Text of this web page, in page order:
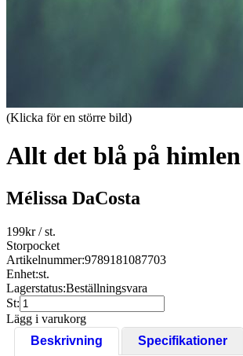
(Klicka för en större bild)
Allt det blå på himlen
Mélissa DaCosta
199kr/ st.
Storpocket
Artikelnummer:9789181087703
Enhet:st.
Lagerstatus:Beställningsvara
St:
Lägg i varukorg
Beskrivning
Specifikationer